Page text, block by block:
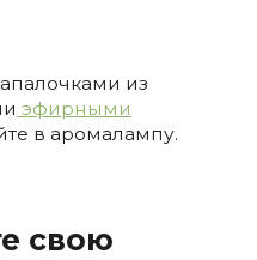
из
эфирными
в аромалампу.
свою